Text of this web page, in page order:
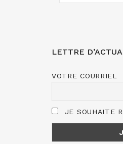
LETTRE
VOTRE COURRIEL
JE SOUHAITE